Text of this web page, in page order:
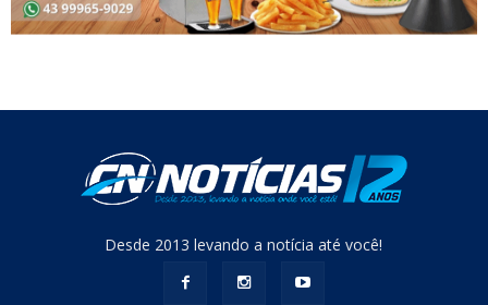
Desde 2013 levando a notícia até você!